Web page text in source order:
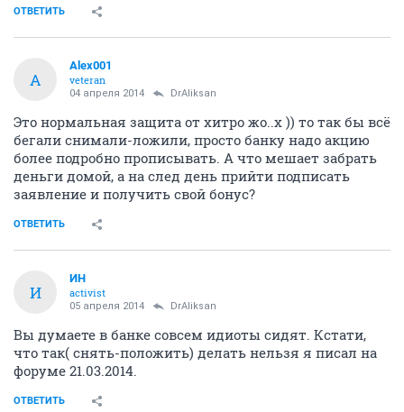
ОТВЕТИТЬ
A
Alex001
veteran
04 апреля 2014 DrAliksan
Это нормальная защита от хитро жо..х )) то так бы всё
бегали снимали-ложили, просто банку надо акцию
более подробно прописывать. А что мешает забрать
деньги домой, а на след день прийти подписать
заявление и получить свой бонус?
ОТВЕТИТЬ
И
ИН
activist
05 апреля 2014 DrAliksan
Вы думаете в банке совсем идиоты сидят. Кстати,
что так( снять-положить) делать нельзя я писал на
форуме 21.03.2014.
ОТВЕТИТЬ